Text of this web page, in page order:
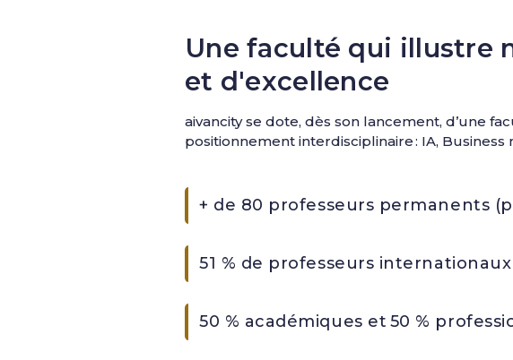
Une faculté qui illustre
et d'excellence
aivancity se dote, dès son lancement, d’une
positionnement interdisciplinaire : IA,
+ de 80 professeurs permanents
51 % de professeurs
50 % académiques et 50 %